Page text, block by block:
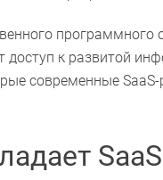
программного
к развитой
современные
SaaS